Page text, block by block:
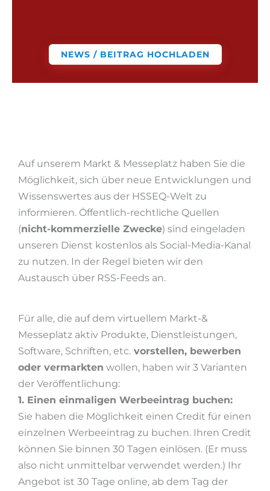
NEWS / BEITRAG HOCHLADEN
Auf unserem Markt & Messeplatz haben Sie die
Möglichkeit, sich über neue Entwicklungen und
Wissenswertes aus der HSSEQ-Welt zu
informieren. Öffentlich-rechtliche Quellen
(nicht-kommerzielle Zwecke) sind eingeladen
unseren Dienst kostenlos als Social-Media-Kanal
zu nutzen. In der Regel bieten wir den
Austausch über RSS-Feeds an.
Für alle, die auf dem virtuellem Markt-&
Messeplatz aktiv Produkte, Dienstleistungen,
Software, Schriften, etc. vorstellen, bewerben
oder vermarkten wollen, haben wir 3 Varianten
der Veröffentlichung:
1. Einen einmaligen Werbeeintrag buchen:
Sie haben die Möglichkeit einen Credit für einen
einzelnen Werbeeintrag zu buchen. Ihren Credit
können Sie binnen 30 Tagen einlösen. (Er muss
also nicht unmittelbar verwendet werden.) Ihr
Angebot ist 30 Tage online, ab dem Tag der